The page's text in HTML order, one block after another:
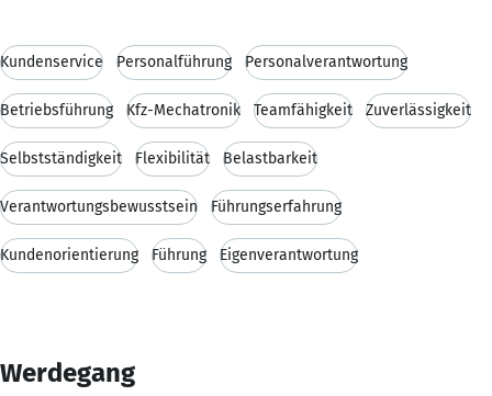
Kundenservice Personalführung Personalverantwortung
Betriebsführung Kfz-Mechatronik Teamfähigkeit Zuverlässigkeit
Selbstständigkeit Flexibilität Belastbarkeit
Verantwortungsbewusstsein Führungserfahrung
Kundenorientierung Führung Eigenverantwortung
Werdegang